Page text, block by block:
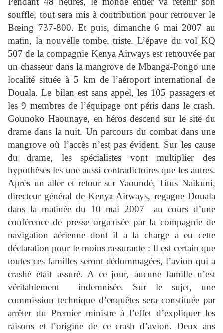
souffle, tout sera mis à contribution pour retrouver le
Bœing 737-800. Et puis, dimanche 6 mai 2007 au
matin, la nouvelle tombe, triste. L’épave du vol KQ
507 de la compagnie Kenya Airways est retrouvée par
un chasseur dans la mangrove de Mbanga-Pongo une
localité située à 5 km de l’aéroport international de
Douala. Le bilan est sans appel, les 105 passagers et
les 9 membres de l’équipage ont péris dans le crash.
Gounoko Haounaye, en héros descend sur le site du
drame dans la nuit. Un parcours du combat dans une
mangrove où l’accès n’est pas évident. Sur les cause
du drame, les spécialistes vont multiplier des
hypothèses les une aussi contradictoires que les autres.
Après un aller et retour sur Yaoundé, Titus Naikuni,
directeur général de Kenya Airways, regagne Douala
dans la matinée du 10 mai 2007
au cours d’une
conférence de presse organisée par la compagnie de
navigation aérienne dont il a la charge a eu cette
déclaration pour le moins rassurante : Il est certain que
toutes ces familles seront dédommagées, l’avion qui a
crashé était assuré. A ce jour, aucune famille n’est
véritablement
indemnisée. Sur le sujet, une
commission technique d’enquêtes sera constituée par
arrêter du Premier ministre à l’effet d’expliquer les
raisons et l’origine de ce crash d’avion. Deux ans